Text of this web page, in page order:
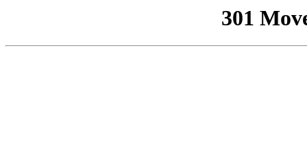
301